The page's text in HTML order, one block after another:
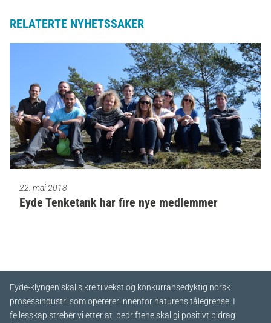
RELATERTE NYHETSSAKER
22. mai 2018
Eyde Tenketank har fire nye medlemmer
Eyde-klyngen skal sikre tilvekst og konkurransedyktig norsk
prosessindustri som opererer innenfor naturens tålegrense. I
fellesskap streber vi etter at bedriftene skal gi positivt bidrag